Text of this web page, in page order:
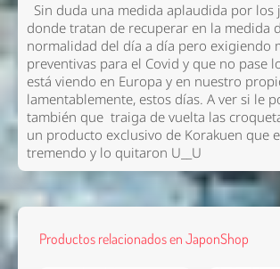
Sin duda una medida aplaudida por los
donde tratan de recuperar en la medida
normalidad del día a día pero exigiendo
preventivas para el Covid y que no pase
está viendo en Europa y en nuestro
lamentablemente, estos días. A ver si le
también que traiga de vuelta las
un producto exclusivo de Korakuen que
tremendo y lo quitaron U__U
Productos relacionados en JaponShop